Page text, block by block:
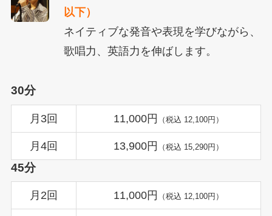
以下）
ネイティブな発音や表現を学びながら、
歌唱力、英語力を伸ばします。
30分
月3回 11,000円 （税込 12,100円）
月4回 13,900円 （税込 15,290円）
45分
月2回 11,000円 （税込 12,100円）